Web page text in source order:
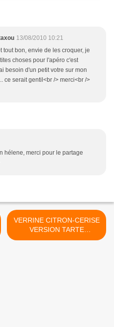
13/08/2010 10:21
tout bon, envie de les croquer, je
choses pour l'apéro c'est
besoin d'un petit votre sur mon
ce serait gentil<br /> merci<br />
hélene, merci pour le partage
VERRINE CITRON-CERISE
VERSION TARTE
DESTRUCTUREE >